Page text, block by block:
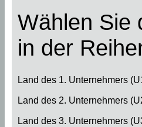
Wählen Sie
in der
Land des 1. Unternehmers
Land des 2. Unternehmers
Land des 3. Unternehmers